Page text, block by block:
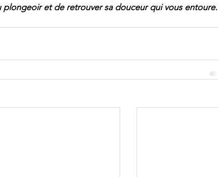
et de retrouver sa douceur qui vous entoure.